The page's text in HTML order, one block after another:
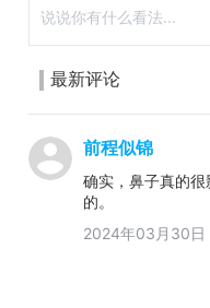
最新评论
前程似锦
确实，鼻子真的
的。
2024年03月30日